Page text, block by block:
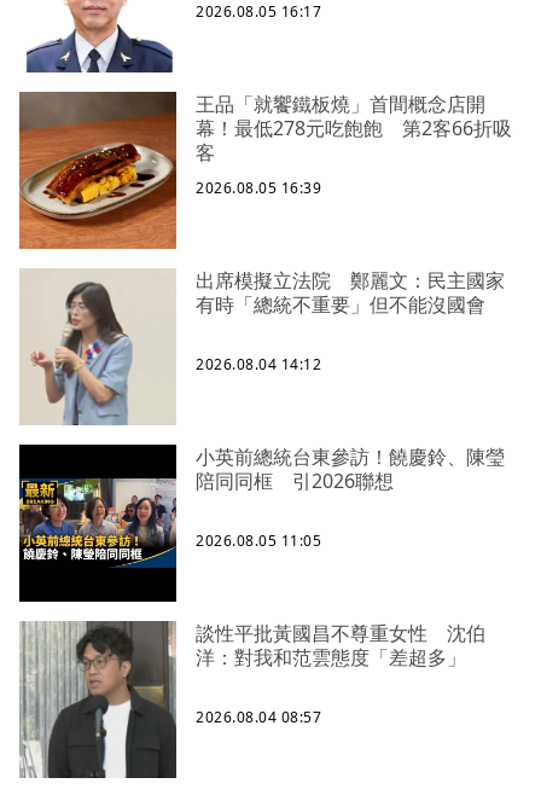
2026.08.05 16:17
王品「就饗鐵板燒」首間概念店開
幕！最低278元吃飽飽 第2客66折吸
客
2026.08.05 16:39
出席模擬立法院 鄭麗文：民主國家
有時「總統不重要」但不能沒國會
2026.08.04 14:12
小英前總統台東參訪！饒慶鈴、陳瑩
陪同同框 引2026聯想
2026.08.05 11:05
談性平批黃國昌不尊重女性 沈伯
洋：對我和范雲態度「差超多」
2026.08.04 08:57